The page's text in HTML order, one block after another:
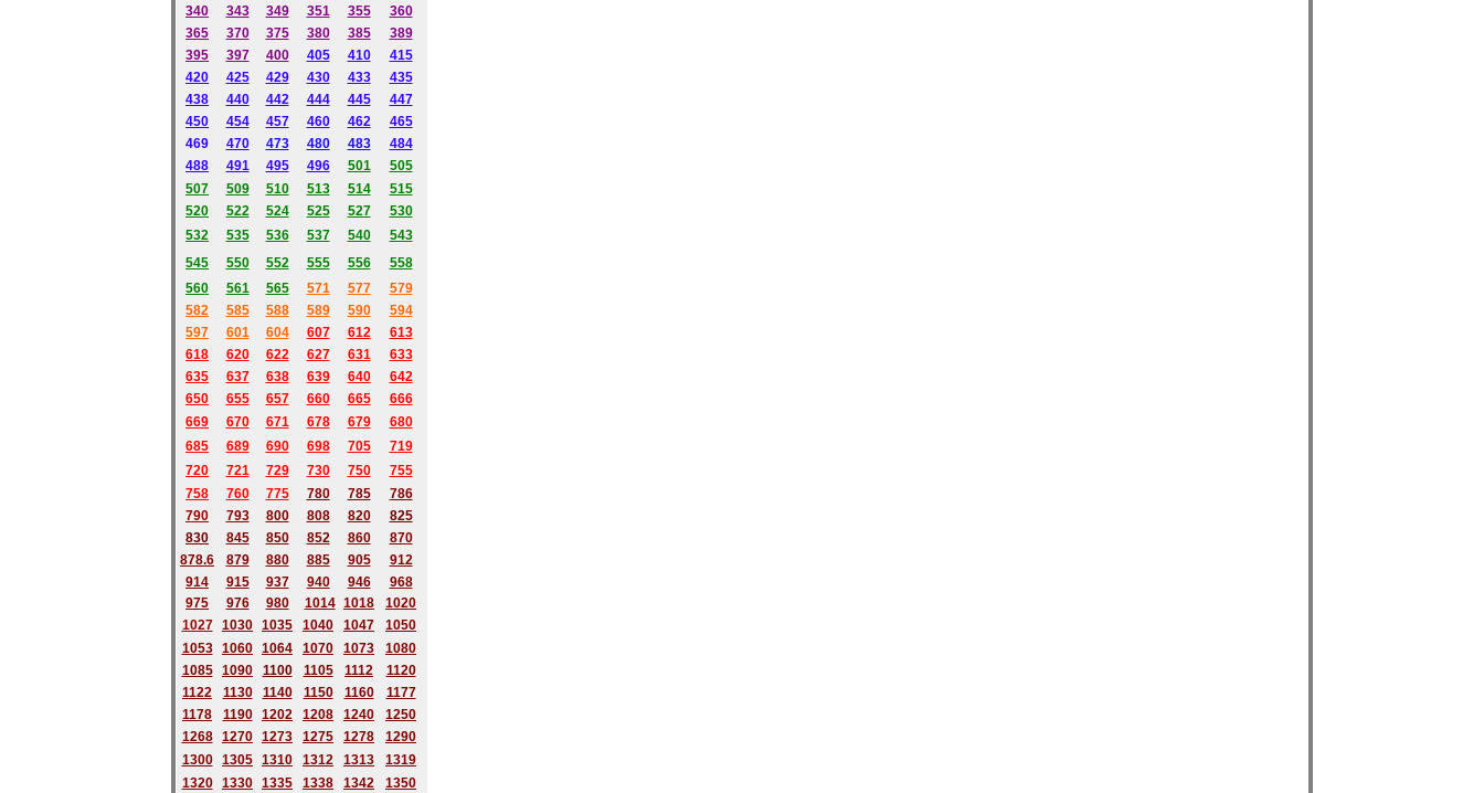
340
343 349 351 355
360
365
370 375 380 385
389
395
397 400 405 410
415
420
425 429 430 433
435
438
440 442 444 445
447
450
454 457 460 462
465
469
470 473 480 483
484
488
491 495 496 501
505
507
509 510 513 514
515
520
522 524 525 527
530
532
535 536 537 540
543
545
550 552 555 556
558
560
561 565 571 577
579
582
585 588 589 590
594
597
601 604 607 612
613
618
620 622 627 631
633
635
637 638 639 640
642
650
655 657 660 665
666
669
670 671 678 679
680
685
689 690 698 705
719
720
721 729 730 750
755
758
760 775 780 785
786
790
793 800 808 820
825
830
845 850 852 860
870
878.6
879 880 885 905
912
914
915 937 940 946
968
975
976 980 1014 1018
1020
1027
1030 1035 1040 1047
1050
1053
1060 1064 1070 1073
1080
1085
1090 1100 1105 1112
1120
1122
1130 1140 1150 1160
1177
1178
1190 1202 1208 1240
1250
1268
1270 1273 1275 1278
1290
1300
1305 1310 1312 1313
1319
1320
1330 1335 1338 1342
1350